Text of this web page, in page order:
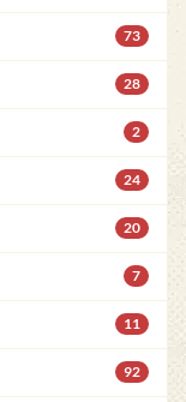
73
28
2
24
20
7
11
92